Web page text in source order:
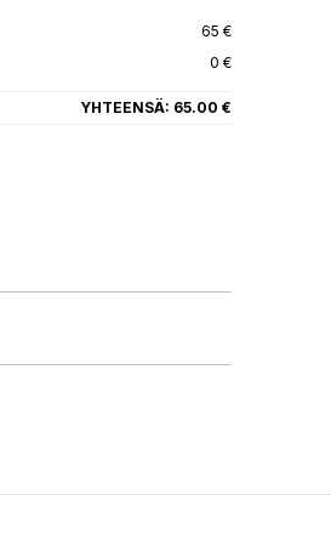
65 €
0 €
YHTEENSÄ: 65.00 €